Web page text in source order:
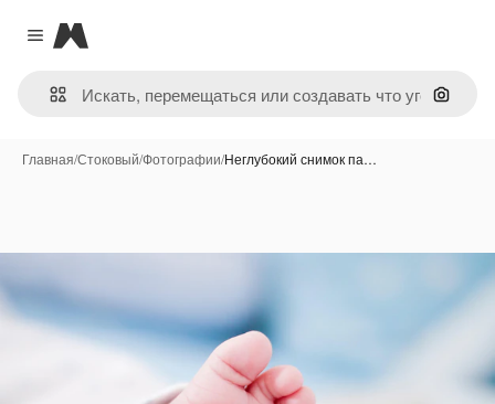
Close menu
Magnific
Поиск
Главная/Стоковый/Фотографии/Неглубокий снимок па…